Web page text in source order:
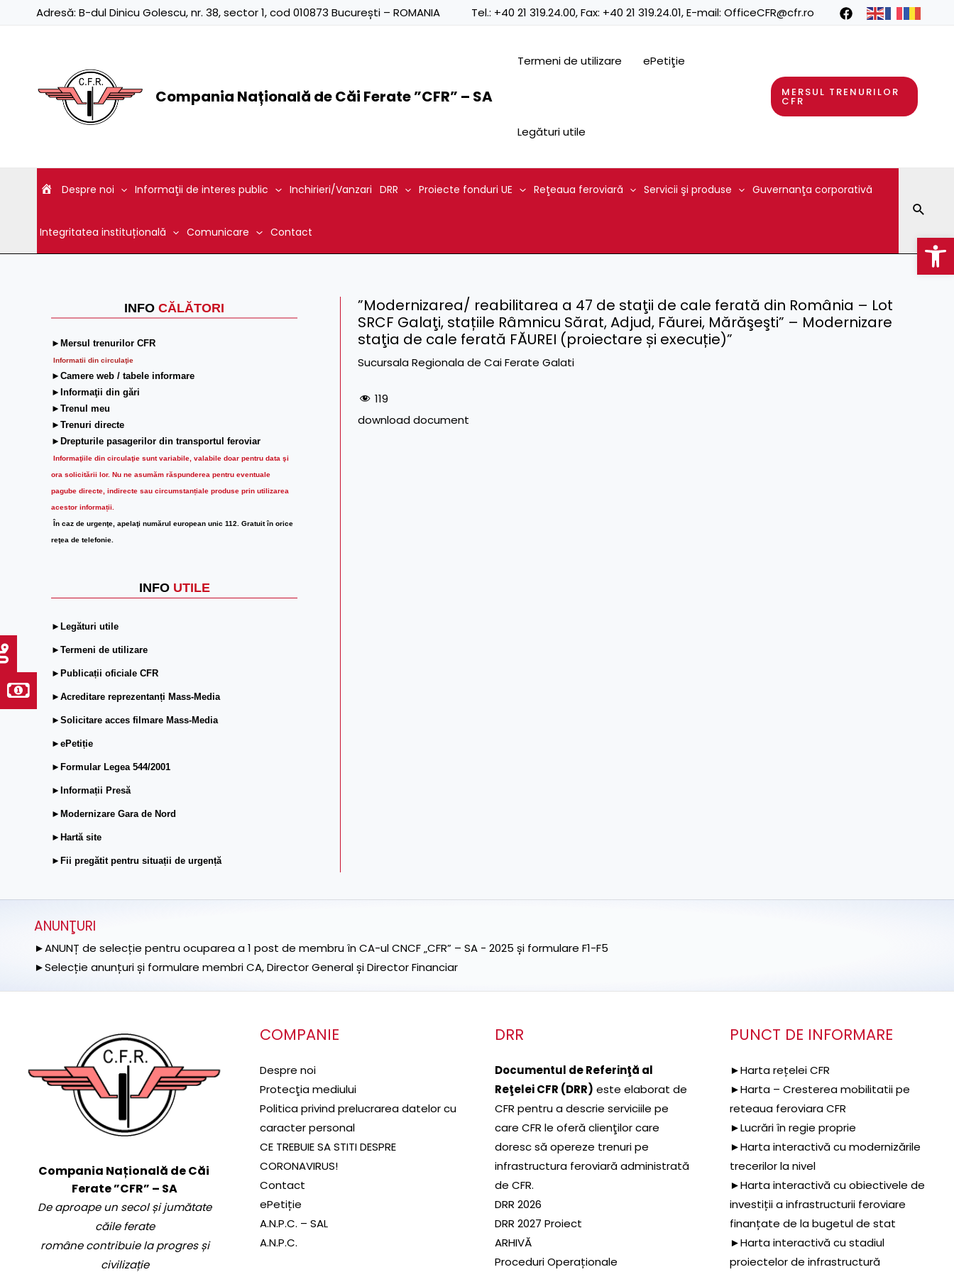
Adresă: B-dul Dinicu Golescu, nr. 38, sector 1, cod 010873 București – ROMANIA Tel.: +40 21 319.24.00, Fax: +40 21 319.24.01, E-mail: OfficeCFR@cfr.ro
Compania Națională de Căi Ferate ”CFR” – SA
Termeni de utilizare ePetiţie
Legături utile
MERSUL TRENURILOR
CFR
Despre noi Informaţii de interes public Inchirieri/Vanzari DRR Proiecte fonduri UE Reţeaua feroviară Servicii şi produse Guvernanţa corporativă
Integritatea instituțională Comunicare Contact
INFO CĂLĂTORI
►Mersul trenurilor CFR
Informatii din circulaţie
►Camere web / tabele informare
►Informaţii din gări
►Trenul meu
►Trenuri directe
►Drepturile pasagerilor din transportul feroviar
Informaţiile din circulaţie sunt variabile, valabile doar pentru data şi
ora solicitării lor. Nu ne asumăm răspunderea pentru eventuale
pagube directe, indirecte sau circumstanțiale produse prin utilizarea
acestor informații.
În caz de urgenţe, apelaţi numărul european unic 112. Gratuit în orice
reţea de telefonie.
INFO UTILE
►Legături utile
►Termeni de utilizare
►Publicații oficiale CFR
►Acreditare reprezentanți Mass-Media
►Solicitare acces filmare Mass-Media
►ePetiție
►Formular Legea 544/2001
►Informații Presă
►Modernizare Gara de Nord
►Hartă site
►Fii pregătit pentru situații de urgență
”Modernizarea/ reabilitarea a 47 de staţii de cale ferată din România – Lot
SRCF Galaţi, stațiile Râmnicu Sărat, Adjud, Făurei, Mărăşeşti” – Modernizare
staţia de cale ferată FĂUREI (proiectare și execuție)”
Sucursala Regionala de Cai Ferate Galati
119
download document
ANUNŢURI
►ANUNȚ de selecție pentru ocuparea a 1 post de membru în CA-ul CNCF „CFR” – SA - 2025 și formulare F1-F5
►Selecție anunțuri și formulare membri CA, Director General și Director Financiar
Compania Națională de Căi
Ferate ”CFR” – SA
De aproape un secol și jumătate
căile ferate
române contribuie la progres și
civilizație
COMPANIE
Despre noi
Protecţia mediului
Politica privind prelucrarea datelor cu
caracter personal
CE TREBUIE SA STITI DESPRE
CORONAVIRUS!
Contact
ePetiție
A.N.P.C. – SAL
A.N.P.C.
DRR
Documentul de Referinţă al
Reţelei CFR (DRR) este elaborat de
CFR pentru a descrie serviciile pe
care CFR le oferă clienţilor care
doresc să opereze trenuri pe
infrastructura feroviară administrată
de CFR.
DRR 2026
DRR 2027 Proiect
ARHIVĂ
Proceduri Operaționale
PUNCT DE INFORMARE
►Harta rețelei CFR
►Harta – Cresterea mobilitatii pe
reteaua feroviara CFR
►Lucrări în regie proprie
►Harta interactivă cu modernizările
trecerilor la nivel
►Harta interactivă cu obiectivele de
investiții a infrastructurii feroviare
finanțate de la bugetul de stat
►Harta interactivă cu stadiul
proiectelor de infrastructură